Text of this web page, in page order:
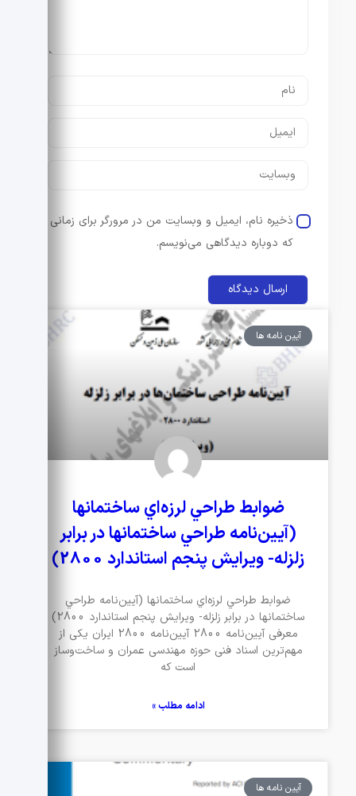
ذخیره نام، ایمیل و وبسایت من در مرورگر برای زمانی
که دوباره دیدگاهی می‌نویسم.
آیین نامه ها
ضوابط طراحي لرزه‌اي ساختمانها
(آيين‌نامه طراحي ساختمانها در برابر
زلزله- ويرايش پنجم استاندارد 2800)
ضوابط طراحي لرزه‌اي ساختمانها (آيين‌نامه طراحي
ساختمانها در برابر زلزله- ويرايش پنجم استاندارد 2800)
معرفی آیین‌نامه 2800 آیین‌نامه 2800 ایران یکی از
مهم‌ترین اسناد فنی حوزه مهندسی عمران و ساخت‌وساز
است که
ادامه مطلب »
آیین نامه ها